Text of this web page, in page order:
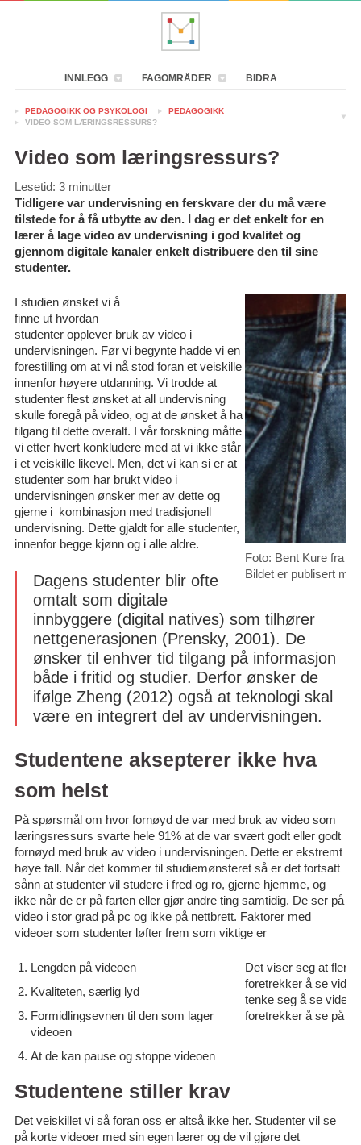
INNLEGG FAGOMRÅDER BIDRA
PEDAGOGIKK OG PSYKOLOGI
PEDAGOGIKK
VIDEO SOM LÆRINGSRESSURS?
Video som læringsressurs?
Lesetid: 3 minutter
Tidligere var undervisning en ferskvare der du må være
tilstede for å få utbytte av den. I dag er det enkelt for en
lærer å lage video av undervisning i god kvalitet og
gjennom digitale kanaler enkelt distribuere den til sine
studenter.
Foto: Bent Kure fra
Bildet er publisert
I studien ønsket vi å
finne ut hvordan
studenter opplever bruk av video i
undervisningen. Før vi begynte hadde vi en
forestilling om at vi nå stod foran et veiskille
innenfor høyere utdanning. Vi trodde at
studenter flest ønsket at all undervisning
skulle foregå på video, og at de ønsket å ha
tilgang til dette overalt. I vår forskning måtte
vi etter hvert konkludere med at vi ikke står
i et veiskille likevel. Men, det vi kan si er at
studenter som har brukt video i
undervisningen ønsker mer av dette og
gjerne i kombinasjon med tradisjonell
undervisning. Dette gjaldt for alle studenter,
innenfor begge kjønn og i alle aldre.
Dagens studenter blir ofte
omtalt som digitale
innbyggere (digital natives) som tilhører
nettgenerasjonen (Prensky, 2001). De
ønsker til enhver tid tilgang på informasjon
både i fritid og studier. Derfor ønsker de
ifølge Zheng (2012) også at teknologi skal
være en integrert del av undervisningen.
Studentene aksepterer ikke hva
som helst
På spørsmål om hvor fornøyd de var med bruk av video som
læringsressurs svarte hele 91% at de var svært godt eller godt
fornøyd med bruk av video i undervisningen. Dette er ekstremt
høye tall. Når det kommer til studiemønsteret så er det fortsatt
sånn at studenter vil studere i fred og ro, gjerne hjemme, og
ikke når de er på farten eller gjør andre ting samtidig. De ser på
video i stor grad på pc og ikke på nettbrett. Faktorer med
videoer som studenter løfter frem som viktige er
Det viser seg at flere
foretrekker å se
tenke seg å se
foretrekker å se på
Lengden på videoen
Kvaliteten, særlig lyd
Formidlingsevnen til den som lager
videoen
At de kan pause og stoppe videoen
Studentene stiller krav
Det veiskillet vi så foran oss er altså ikke her. Studenter vil se
på korte videoer med sin egen lærer og de vil gjøre det